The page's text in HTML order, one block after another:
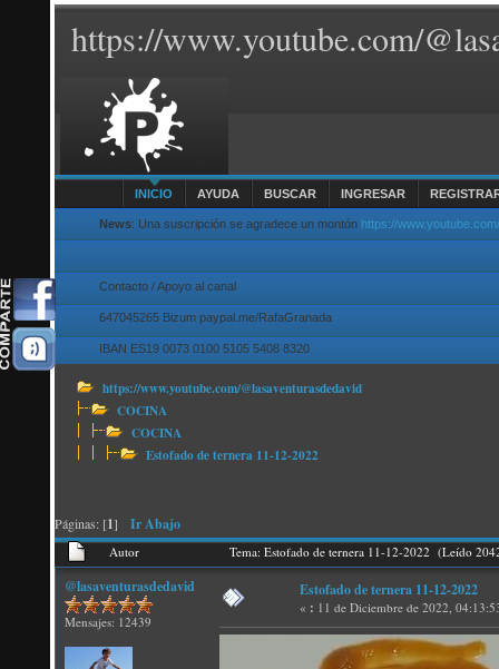
https://www.youtube.com/
INICIO AYUDA BUSCAR INGRESAR
News: Una suscripción se agradece un montón https://
Contacto / Apoyo al canal
647045265 Bizum paypal.me/RafaGranada
IBAN ES19 0073 0100 5105 5408 8320
https://www.youtube.com/@lasaventurasdedavid
COCINA
COCINA
Estofado de ternera 11-12-2022
Páginas: [1] Ir Abajo
Autor Tema: Estofado de ternera 11-12-2022 (Leído
@lasaventurasdedavid
Mensajes: 12439
Estofado de ternera 11-12-2022
« : 11 de Diciembre de 2022,